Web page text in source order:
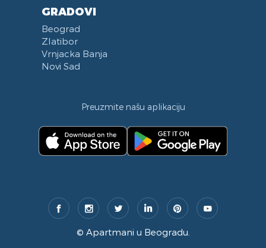
GRADOVI
Beograd
Zlatibor
Vrnjacka Banja
Novi Sad
Preuzmite našu aplikaciju
© Apartmani u Beogradu